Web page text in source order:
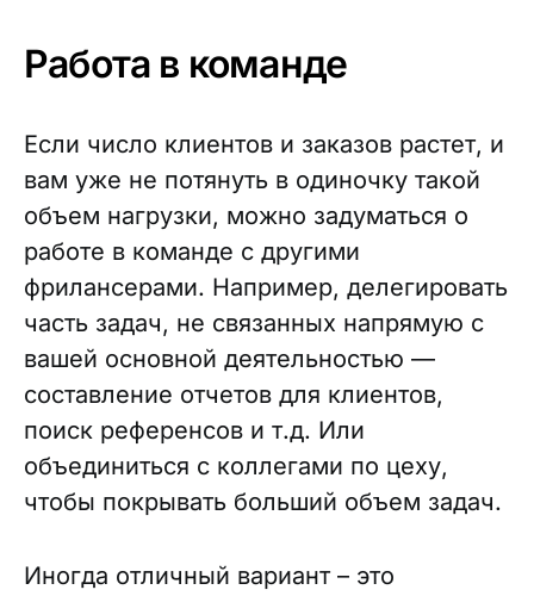
Работа в команде
Если число клиентов и заказов растет, и
вам уже не потянуть в одиночку такой
объем нагрузки, можно задуматься о
работе в команде с другими
фрилансерами. Например, делегировать
часть задач, не связанных напрямую с
вашей основной деятельностью —
составление отчетов для клиентов,
поиск референсов и т.д. Или
объединиться с коллегами по цеху,
чтобы покрывать больший объем задач.
Иногда отличный вариант – это